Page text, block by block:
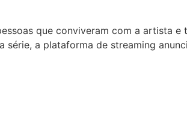
que conviveram com a artista
a plataforma de streaming